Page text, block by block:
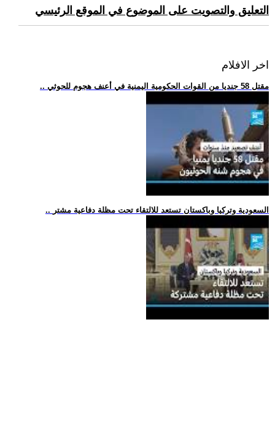
التعليق والتصويت على الموضوع في الموقع الرئيسي
اخر الافلام
.. مقتل 58 جنديا من القوات الحكومية اليمنية في أعنف هجوم للحوثي
.. السعودية وتركيا وباكستان تستعد للالتقاء تحت مظلة دفاعية مشتر